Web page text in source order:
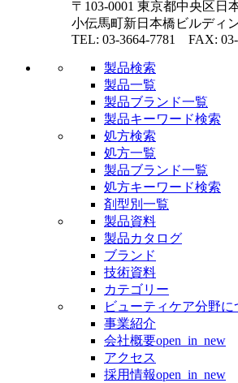
〒103-0001 東京都中央区日
小伝馬町新日本橋ビルディ
TEL: 03-3664-7781 FAX: 03-
製品検索
製品一覧
製品ブランド一覧
製品キーワード検索
処方検索
処方一覧
製品ブランド一覧
処方キーワード検索
剤型別一覧
製品資料
製品カタログ
ブランド
技術資料
カテゴリー
ビューティケア分野に
事業紹介
会社概要open_in_new
アクセス
採用情報open_in_new